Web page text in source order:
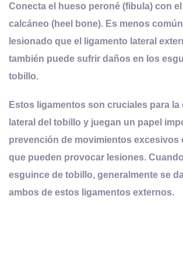
Conecta el hueso peroné (fibula) con
calcáneo (heel bone). Es menos
lesionado que el ligamento lateral
también puede sufrir daños en los
tobillo.
Estos ligamentos son cruciales para la
lateral del tobillo y juegan un papel
prevención de movimientos excesivos
que pueden provocar lesiones.
esguince de tobillo, generalmente se
ambos de estos ligamentos externos.